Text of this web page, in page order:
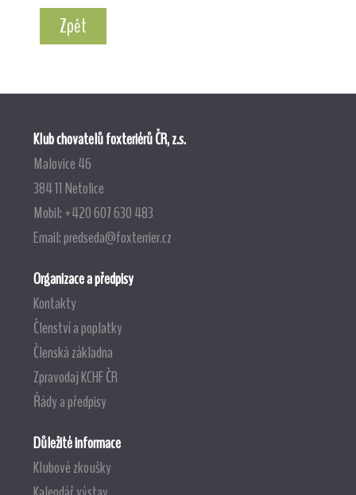
Zpět
Klub chovatelů foxteriérů ČR, z.s.
Malovice 46
384 11 Netolice
Mobil: +420 607 630 483
Email:predseda@foxterrier.cz
Organizace a předpisy
Kontakty
Členství a poplatky
Členská základna
Zpravodaj KCHF ČR
Řády a předpisy
Důležité informace
Klubové zkoušky